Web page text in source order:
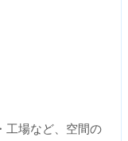
工場など、空間の